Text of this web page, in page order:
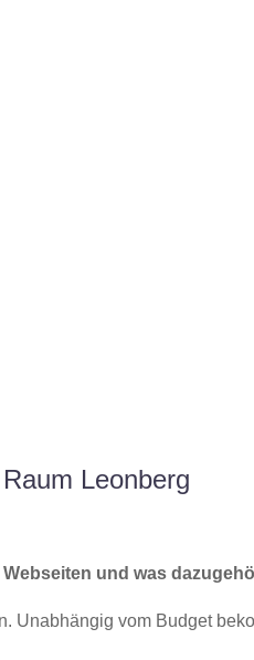
Leonberg
und was
Unabhängig vom Budget